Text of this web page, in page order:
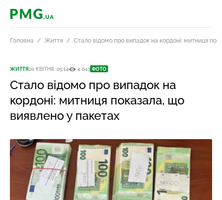
PMG.ua
Головна Життя Стало відомо про випадок на кордоні: митниця
ЖИТТЯ20 КВІТНЯ, 09:14 4 043 ФОТО
Стало відомо про випадок на
кордоні: митниця показала, що
виявлено у пакетах